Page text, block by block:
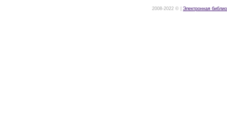
2008-2022 © | Электронная